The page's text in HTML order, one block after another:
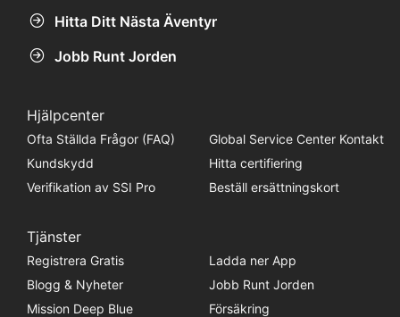
Hitta Ditt Nästa Äventyr
Jobb Runt Jorden
Hjälpcenter
Ofta Ställda Frågor (FAQ)
Global Service Center Kontakt
Kundskydd
Hitta certifiering
Verifikation av SSI Pro
Beställ ersättningskort
Tjänster
Registrera Gratis
Ladda ner App
Blogg & Nyheter
Jobb Runt Jorden
Mission Deep Blue
Försäkring